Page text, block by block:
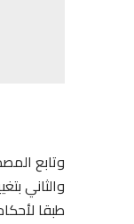
وتابع
والثاني
طبقا لأحكام